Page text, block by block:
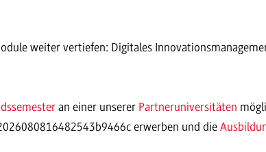
weiter vertiefen: Digitales
an einer unserer Partneruniversitäten
erwerben und die